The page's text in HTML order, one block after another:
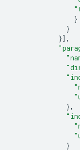
}
}
}],
},
}